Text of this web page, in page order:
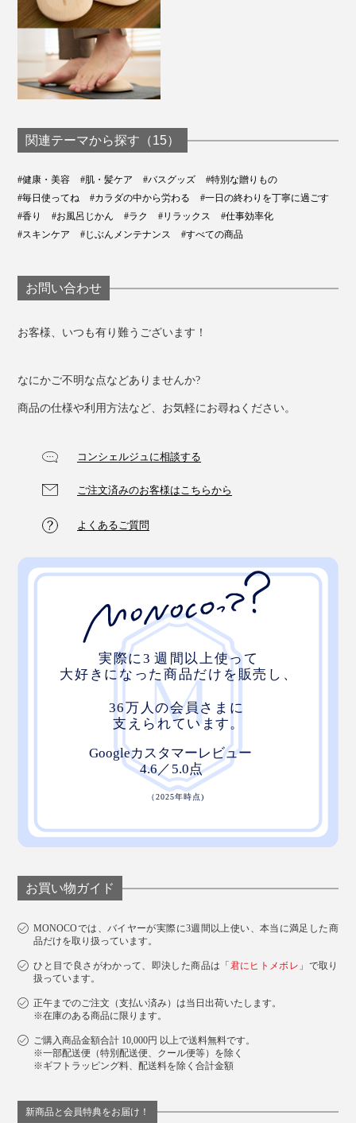
関連テーマから探す（15）
#健康・美容 #肌・髪ケア #バスグッズ
#特別な贈りもの
#毎日使ってね
#カラダの中から労わる
#一日の終わりを丁寧に過ごす
#香り
#お風呂じかん #ラク #リラックス
#仕事効率化
#スキンケア
#じぶんメンテナンス #すべての商品
お問い合わせ
お客様、いつも有り難うございます！
なにかご不明な点などありませんか?
商品の仕様や利用方法など、お気軽にお尋ねください。
コンシェルジュに相談する
ご注文済みのお客様はこちらから
よくあるご質問
お買い物ガイド
MONOCOでは、バイヤーが実際に3週間以上使い、本当に満足した商
品だけを取り扱っています。
ひと目で良さがわかって、即決した商品は「 君にヒトメボレ 」で取り
扱っています。
正午までのご注文（支払い済み）は当日出荷いたします。
※在庫のある商品に限ります。
ご購入商品金額合計 10,000円 以上で送料無料です。
※一部配送便（特別配送便、クール便等）を除く
※ギフトラッピング料、配送料を除く合計金額
新商品と会員特典をお届け！